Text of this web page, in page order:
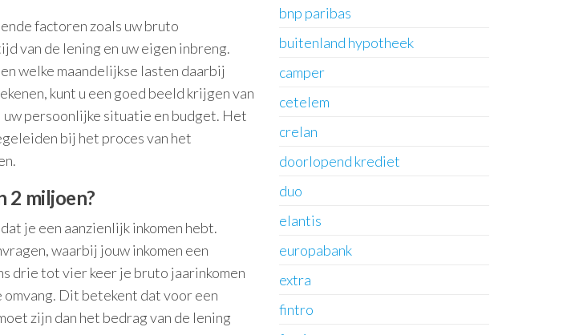
factoren zoals uw bruto
van de lening en uw eigen inbreng.
welke maandelijkse lasten daarbij
kunt u een goed beeld krijgen van
persoonlijke situatie en budget. Het
bij het proces van het
2 miljoen?
je een aanzienlijk inkomen hebt.
waarbij jouw inkomen een
drie tot vier keer je bruto jaarinkomen
omvang. Dit betekent dat voor een
zijn dan het bedrag van de lening
bnp paribas
buitenland hypotheek
camper
cetelem
crelan
doorlopend krediet
duo
elantis
europabank
extra
fintro